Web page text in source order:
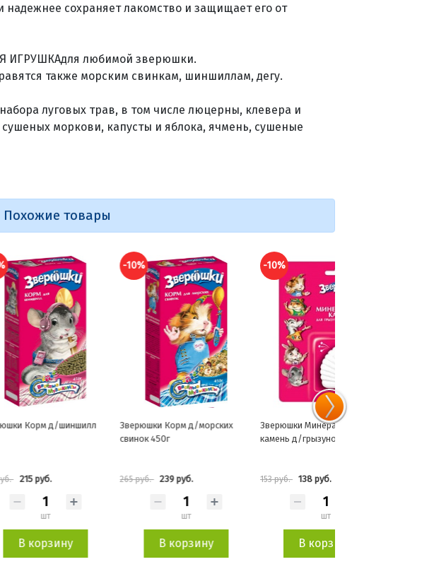
сохраняет лакомство и защищает его от
ИГРУШКАдля любимой зверюшки.
также морским свинкам, шиншиллам, дегу.
луговых трав, в том числе люцерны, клевера и
сушеных моркови, капусты и яблока, ячмень, сушеные
Похожие товары
-10%
Зверюшки Корм д/морских
239 руб.
-10%
Зверюшки Минеральный
камень д/грызунов
138 руб.